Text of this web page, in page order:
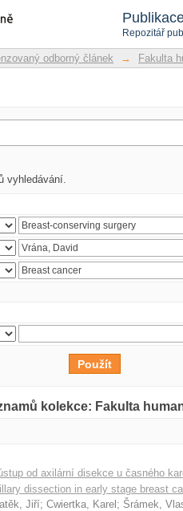
Repozitář
odborný článek → Fakulta
vyhledávání.
kolekce: Fakulta
od axilární disekce u časného
dissection in early stage breast
Jiří; Cwiertka, Karel ; Šrámek,